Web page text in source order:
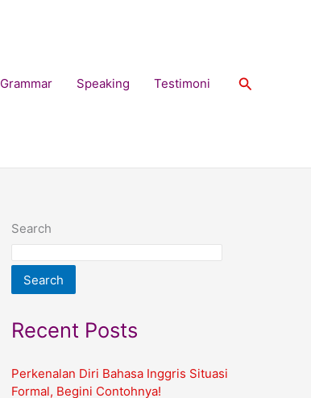
Grammar Speaking Testimoni Search
Search
Search
Recent Posts
Perkenalan Diri Bahasa Inggris Situasi
Formal, Begini Contohnya!